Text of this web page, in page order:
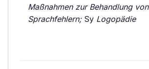
Maßnahmen zur Behandlung von
Sprachfehlern;Sy Logopädie